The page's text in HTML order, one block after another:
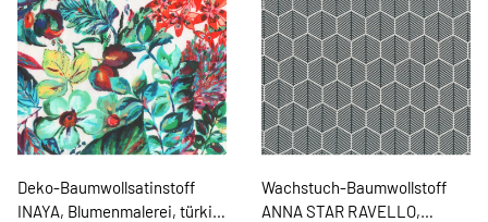
Deko-Baumwollsatinstoff
INAYA, Blumenmalerei, türkis-
Wachstuch-Baumwollstoff
ANNA STAR RAVELLO,